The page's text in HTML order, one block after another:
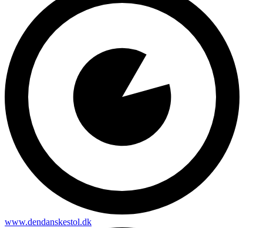
www.dendanskestol.dk